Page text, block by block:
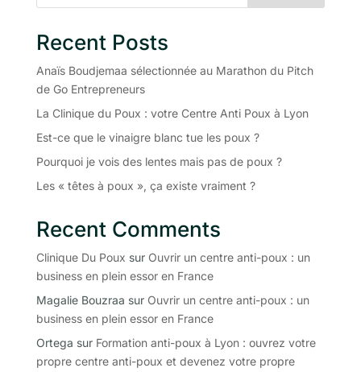
Recent Posts
Anaïs Boudjemaa sélectionnée au Marathon du Pitch
de Go Entrepreneurs
La Clinique du Poux : votre Centre Anti Poux à Lyon
Est-ce que le vinaigre blanc tue les poux ?
Pourquoi je vois des lentes mais pas de poux ?
Les « têtes à poux », ça existe vraiment ?
Recent Comments
Clinique Du Poux sur Ouvrir un centre anti-poux : un
business en plein essor en France
Magalie Bouzraa sur Ouvrir un centre anti-poux : un
business en plein essor en France
Ortega sur Formation anti-poux à Lyon : ouvrez votre
propre centre anti-poux et devenez votre propre